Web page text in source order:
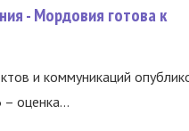
- Мордовия готова к
и коммуникаций
оценка...